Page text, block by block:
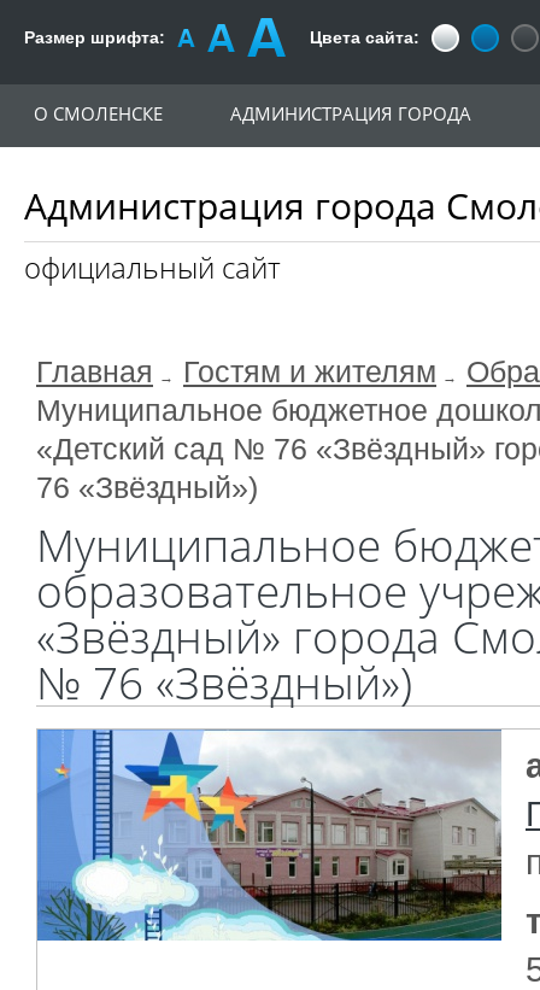
Размер шрифта: Цвета сайта:
Администрация города
официальный сайт
О СМОЛЕНСКЕ АДМИНИСТРАЦИЯ ГОРОДА
Главная Гостям и жителям
Муниципальное бюджетное
«Детский сад № 76 «Звёздный»
76 «Звёздный»)
Муниципальное
образовательное
«Звёздный» города
№ 76 «Звёздный»)